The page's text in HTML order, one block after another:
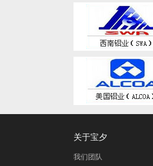
关于宝夕
我们团队